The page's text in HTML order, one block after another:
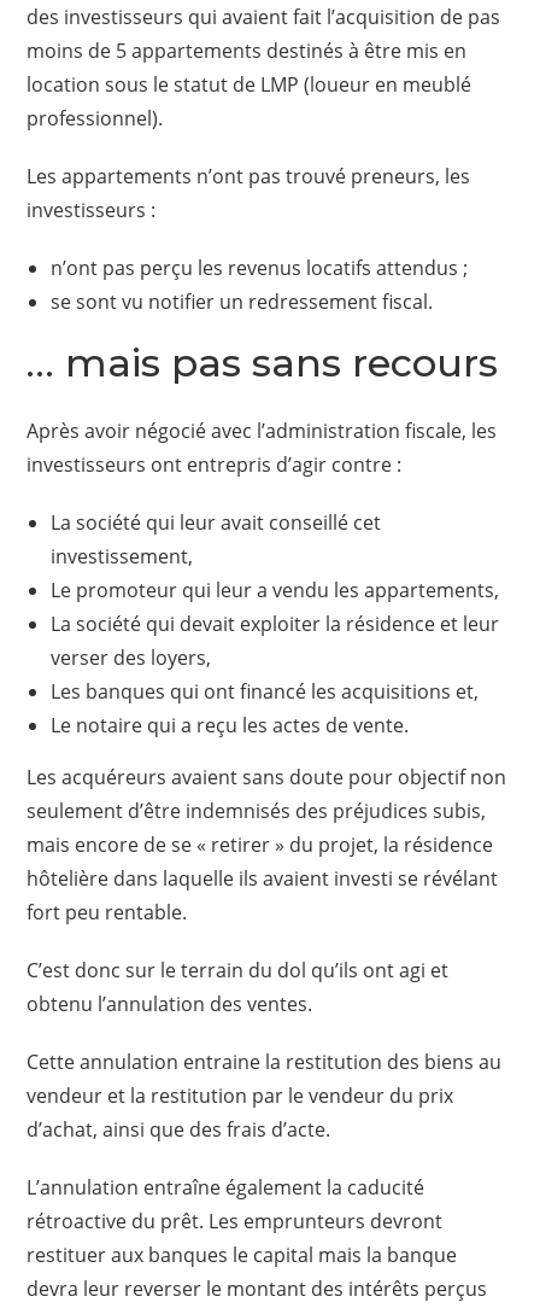
des investisseurs qui avaient fait l’acquisition de pas
moins de 5 appartements destinés à être mis en
location sous le statut de LMP (loueur en meublé
professionnel).
Les appartements n’ont pas trouvé preneurs, les
investisseurs :
n’ont pas perçu les revenus locatifs attendus ;
se sont vu notifier un redressement fiscal.
… mais pas sans recours
Après avoir négocié avec l’administration fiscale, les
investisseurs ont entrepris d’agir contre :
La société qui leur avait conseillé cet
investissement,
Le promoteur qui leur a vendu les appartements,
La société qui devait exploiter la résidence et leur
verser des loyers,
Les banques qui ont financé les acquisitions et,
Le notaire qui a reçu les actes de vente.
Les acquéreurs avaient sans doute pour objectif non
seulement d’être indemnisés des préjudices subis,
mais encore de se « retirer » du projet, la résidence
hôtelière dans laquelle ils avaient investi se révélant
fort peu rentable.
C’est donc sur le terrain du dol qu’ils ont agi et
obtenu l’annulation des ventes.
Cette annulation entraine la restitution des biens au
vendeur et la restitution par le vendeur du prix
d’achat, ainsi que des frais d’acte.
L’annulation entraîne également la caducité
rétroactive du prêt. Les emprunteurs devront
restituer aux banques le capital mais la banque
devra leur reverser le montant des intérêts perçus